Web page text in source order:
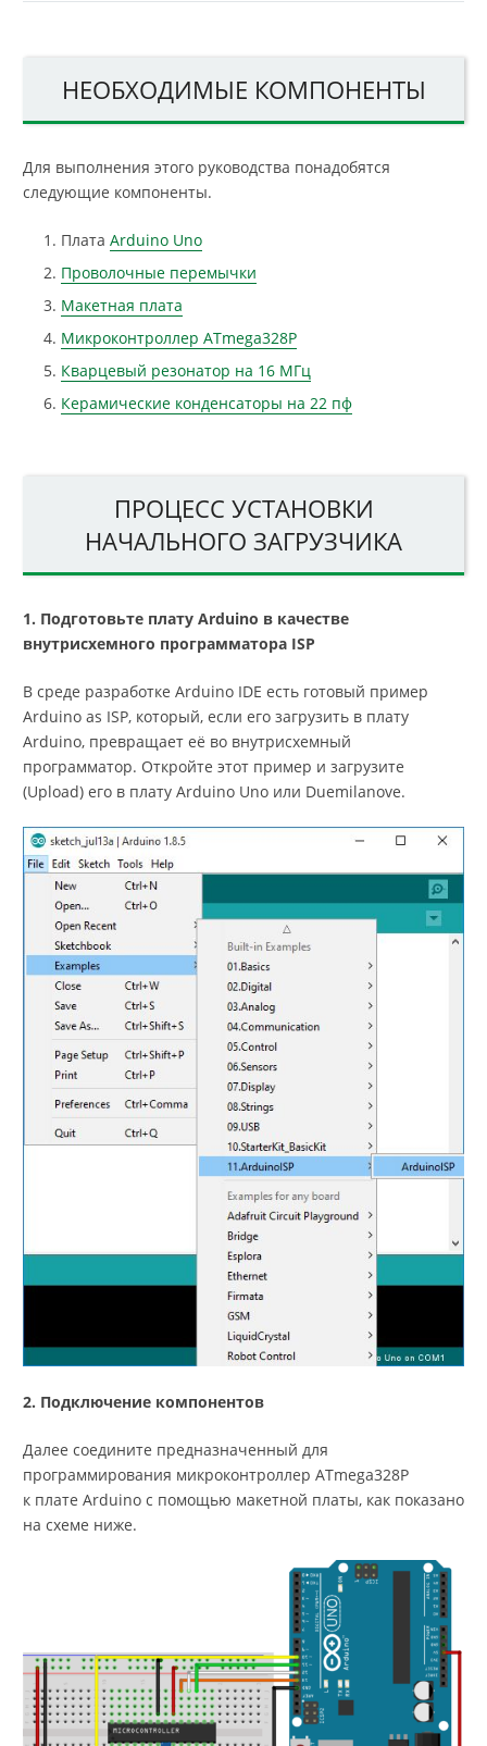
НЕОБХОДИМЫЕ КОМПОНЕНТЫ
Для выполнения этого руководства понадобятся
следующие компоненты.
Плата Arduino Uno
Проволочные перемычки
Макетная плата
Микроконтроллер ATmega328P
Кварцевый резонатор на 16 МГц
Керамические конденсаторы на 22 пф
ПРОЦЕСС УСТАНОВКИ
НАЧАЛЬНОГО ЗАГРУЗЧИКА
1. Подготовьте плату Arduino в качестве
внутрисхемного программатора ISP
В среде разработке Arduino IDE есть готовый пример
Arduino as ISP, который, если его загрузить в плату
Arduino, превращает её во внутрисхемный
программатор. Откройте этот пример и загрузите
(Upload) его в плату Arduino Uno или Duemilanove.
2. Подключение компонентов
Далее соедините предназначенный для
программирования микроконтроллер ATmega328P
к плате Arduino с помощью макетной платы, как показано
на схеме ниже.